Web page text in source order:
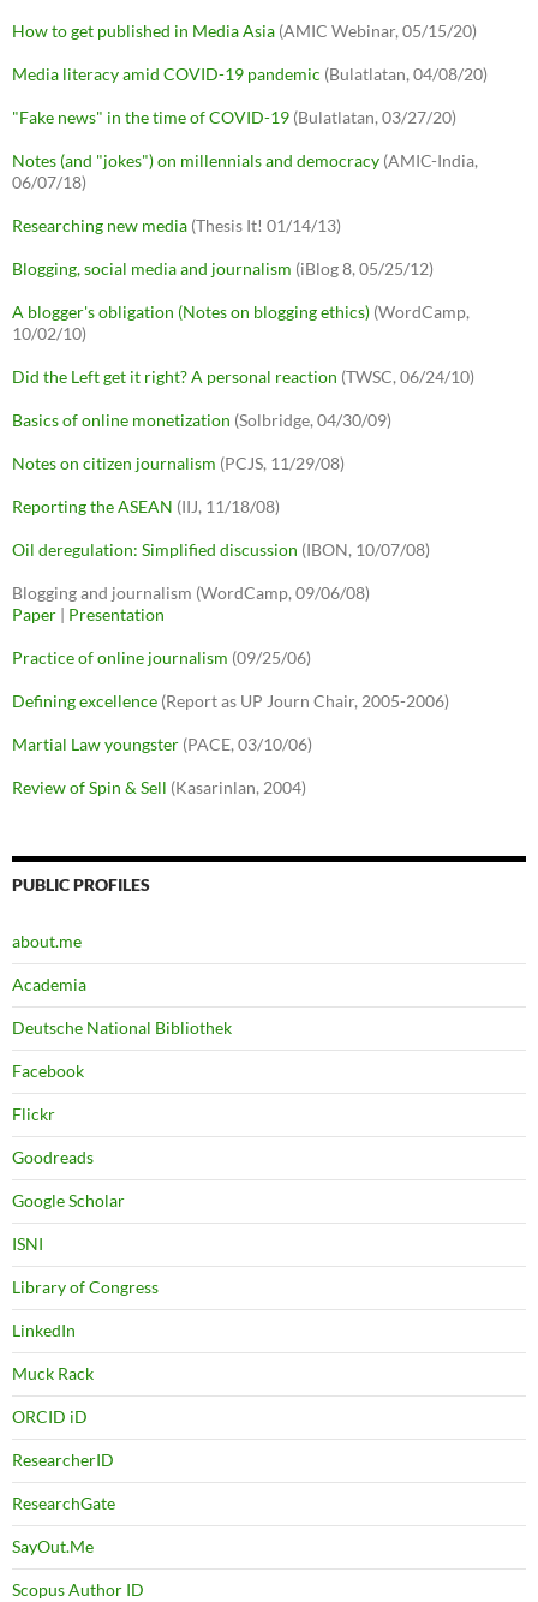
How to get published in Media Asia (AMIC Webinar, 05/15/20)
Media literacy amid COVID-19 pandemic (Bulatlatan, 04/08/20)
"Fake news" in the time of COVID-19 (Bulatlatan, 03/27/20)
Notes (and "jokes") on millennials and democracy (AMIC-India,
06/07/18)
Researching new media (Thesis It! 01/14/13)
Blogging, social media and journalism (iBlog 8, 05/25/12)
A blogger's obligation (Notes on blogging ethics) (WordCamp,
10/02/10)
Did the Left get it right? A personal reaction (TWSC, 06/24/10)
Basics of online monetization (Solbridge, 04/30/09)
Notes on citizen journalism (PCJS, 11/29/08)
Reporting the ASEAN (IIJ, 11/18/08)
Oil deregulation: Simplified discussion (IBON, 10/07/08)
Blogging and journalism (WordCamp, 09/06/08)
Paper | Presentation
Practice of online journalism (09/25/06)
Defining excellence (Report as UP Journ Chair, 2005-2006)
Martial Law youngster (PACE, 03/10/06)
Review of Spin & Sell (Kasarinlan, 2004)
PUBLIC PROFILES
about.me
Academia
Deutsche National Bibliothek
Facebook
Flickr
Goodreads
Google Scholar
ISNI
Library of Congress
LinkedIn
Muck Rack
ORCID iD
ResearcherID
ResearchGate
SayOut.Me
Scopus Author ID